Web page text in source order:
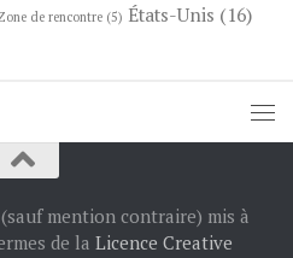
de rencontre (5) États-Unis (16)
mention contraire) mis à
de la Licence Creative